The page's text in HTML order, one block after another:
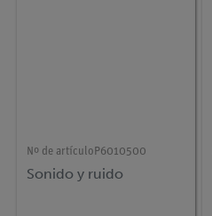
Nº de artículo P6010500
Sonido y ruido